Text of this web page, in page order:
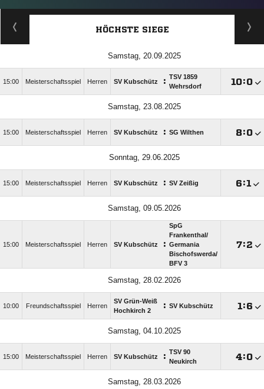
HÖCHSTE SIEGE
Samstag, 20.09.2025
15:00 Meisterschaftsspiel Herren SV Kubschütz : TSV 1859
Wehrsdorf
:
Samstag, 23.08.2025
15:00 Meisterschaftsspiel Herren SV Kubschütz : SG Wilthen :
Sonntag, 29.06.2025
15:00 Meisterschaftsspiel Herren SV Kubschütz : SV Zeißig :
Samstag, 09.05.2026
15:00 Meisterschaftsspiel Herren SV Kubschütz :
SpG
Frankenthal/​
Germania
Bischofswerda/​
BFV 3
:
Samstag, 28.02.2026
10:00 Freundschaftsspiel Herren
SV Grün-Weiß
Hochkirch 2
: SV Kubschütz :
Samstag, 04.10.2025
15:00 Meisterschaftsspiel Herren SV Kubschütz : TSV 90
Neukirch
:
Samstag, 28.03.2026